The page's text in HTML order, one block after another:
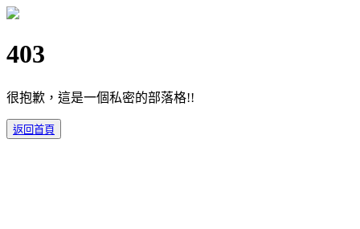
403
很抱歉，這是一個私密的部落格!!
返回首頁